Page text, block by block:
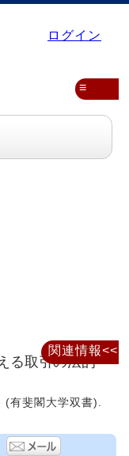
ログイン
≡
る取引の法的
有斐閣大学双書).
関連情報<<